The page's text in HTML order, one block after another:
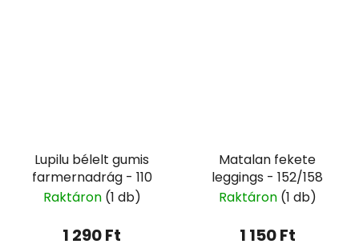
Lupilu bélelt gumis
farmernadrág - 110
Raktáron (1 db)
1 290 Ft
Matalan fekete
leggings - 152/158
Raktáron (1 db)
1 150 Ft